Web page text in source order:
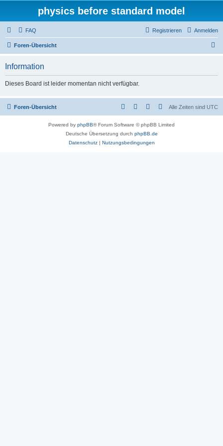
physics before standard model
FAQ Anmelden
Registrieren
Foren-Übersicht
Information
Dieses Board ist leider momentan nicht verfügbar.
Foren-Übersicht Alle Zeiten sind UTC
Powered by phpBB® Forum Software © phpBB Limited
Deutsche Übersetzung durch phpBB.de
Datenschutz| Nutzungsbedingungen